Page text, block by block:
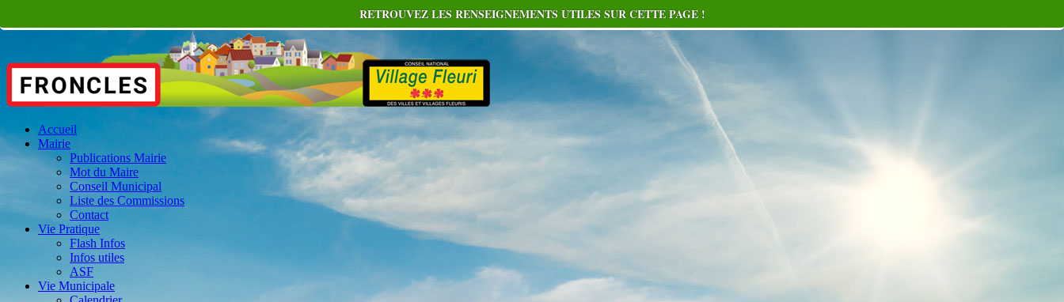
Accueil
Mairie
Publications Mairie
Mot du Maire
Conseil Municipal
Liste des Commissions
Contact
Vie Pratique
Flash Infos
Infos utiles
ASF
Vie Municipale
RETROUVEZ LES RENSEIGNEMENTS UTILES SUR CETTE PAGE !